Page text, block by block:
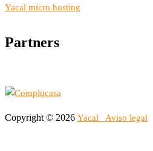
Yacal micro hosting
Partners
Copyright © 2026 Yacal Aviso legal